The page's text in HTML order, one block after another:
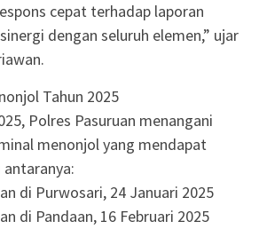
cepat terhadap laporan
dengan seluruh elemen,” ujar
Tahun 2025
Polres Pasuruan menangani
menonjol yang mendapat
di Purwosari, 24 Januari 2025
di Pandaan, 16 Februari 2025